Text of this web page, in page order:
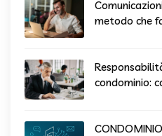
metodo che
condominio: